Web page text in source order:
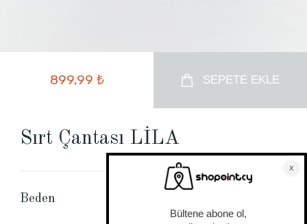
899,99 ₺ SEPETE EKLE
Sırt Çantası LİLA
Beden